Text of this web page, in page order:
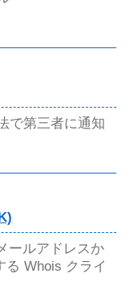
で第三者に通知
ールアドレスか
る Whois クライ